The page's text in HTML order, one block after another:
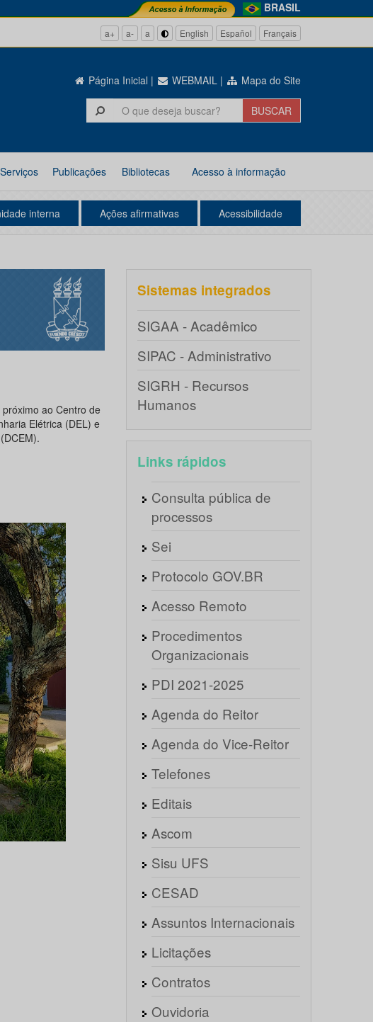
BRASIL
a+ a- a English Español Français
Página Inicial | WEBMAIL | Mapa do Site
Serviços Publicações Bibliotecas Acesso à informação
interna Ações afirmativas Acessibilidade
ao Centro de
Elétrica (DEL) e
Sistemas integrados
SIGAA - Acadêmico
SIPAC - Administrativo
SIGRH - Recursos
Humanos
Links rápidos
Consulta pública de
processos
Sei
Protocolo GOV.BR
Acesso Remoto
Procedimentos
Organizacionais
PDI 2021-2025
Agenda do Reitor
Agenda do Vice-Reitor
Telefones
Editais
Ascom
Sisu UFS
CESAD
Assuntos Internacionais
Licitações
Contratos
Ouvidoria